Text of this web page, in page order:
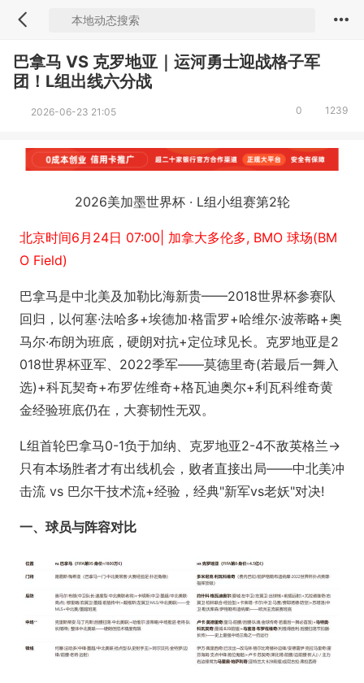
巴拿马 VS 克罗地亚｜运河勇士迎战格子军
团！L组出线六分战
2026-06-23 21:05 1239
0
2026美加墨世界杯 · L组小组赛第2轮
北京时间6月24日 07:00| 加拿大多伦多, BMO 球场‌(BM
O Field)
巴拿马是中北美及加勒比海新贵——2018世界杯参赛队
回归，以何塞·法哈多+埃德加·格雷罗+哈维尔·波蒂略+奥
马尔·布朗为班底，硬朗对抗+定位球见长。克罗地亚是2
018世界杯亚军、2022季军——莫德里奇(若最后一舞入
选)+科瓦契奇+布罗佐维奇+格瓦迪奥尔+利瓦科维奇黄
金经验班底仍在，大赛韧性无双。
L组首轮巴拿马0-1负于加纳、克罗地亚2-4不敌英格兰→
只有本场胜者才有出线机会，败者直接出局——中北美冲
击流 vs 巴尔干技术流+经验，经典"新军vs老妖"对决!
一、球员与阵容对比